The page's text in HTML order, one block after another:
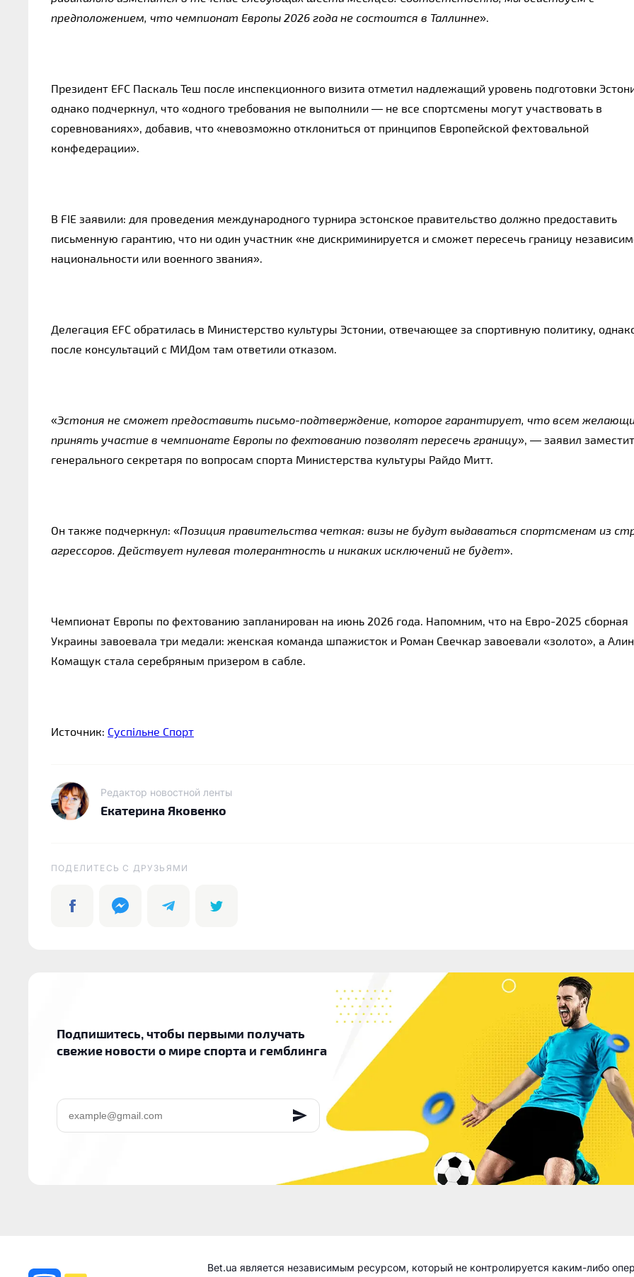
предположением, что чемпионат Европы 2026 года не состоится в Таллинне».
Президент EFC Паскаль Теш после инспекционного визита отметил надлежащий уровень подготовки
однако подчеркнул, что «одного требования не выполнили — не все спортсмены могут участвовать в
соревнованиях», добавив, что «невозможно отклониться от принципов Европейской фехтовальной
конфедерации».
В FIE заявили: для проведения международного турнира эстонское правительство должно предоставить
письменную гарантию, что ни один участник «не дискриминируется и сможет пересечь границу
национальности или военного звания».
Делегация EFC обратилась в Министерство культуры Эстонии, отвечающее за спортивную политику,
после консультаций с МИДом там ответили отказом.
«Эстония не сможет предоставить письмо-подтверждение, которое гарантирует, что всем
принять участие в чемпионате Европы по фехтованию позволят пересечь границу», — заявил
генерального секретаря по вопросам спорта Министерства культуры Райдо Митт.
Он также подчеркнул: «Позиция правительства четкая: визы не будут выдаваться спортсменам из
агрессоров. Действует нулевая толерантность и никаких исключений не будет».
Чемпионат Европы по фехтованию запланирован на июнь 2026 года. Напомним, что на Евро-2025 сборная
Украины завоевала три медали: женская команда шпажисток и Роман Свечкар завоевали «золото», а
Комащук стала серебряным призером в сабле.
Источник: Суспільне Спорт
Редактор новостной ленты
Екатерина Яковенко
ПОДЕЛИТЕСЬ C ДРУЗЬЯМИ
Подпишитесь, чтобы первыми получать
свежие новости о мире спорта и гемблинга
Bet.ua является независимым ресурсом, который не контролируется каким-либо